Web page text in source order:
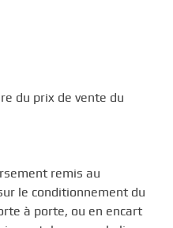
du prix de vente du
remis au
le conditionnement du
à porte, ou en encart